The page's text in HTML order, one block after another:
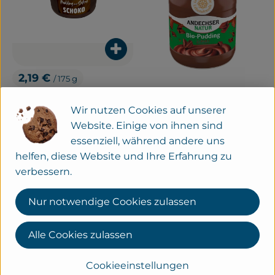
, Preis:
2,19 € / 175 g
, Herkunft:
Deutschland , Referenzpreis:
12,51 €/ 1kg
Produkt zum Warenkorb
, Preis:
3,29 €/ 500 g
500g Schoko-Pudding
Deutschland , Referenzpreis:
6,58 €/ 1kg
, Verband:
Produkt zu Favouriten hinzufügen
, Verband:
, Kontrollstelle:
DE-ÖKO-006
Produkt zu Favouriten
Wir nutzen Cookies auf unserer
Website. Einige von ihnen sind
essenziell, während andere uns
helfen, diese Website und Ihre Erfahrung zu
verbessern.
Cookieeinstellungen
Nur notwendige Cookies zulassen
Alle Cookies zulassen